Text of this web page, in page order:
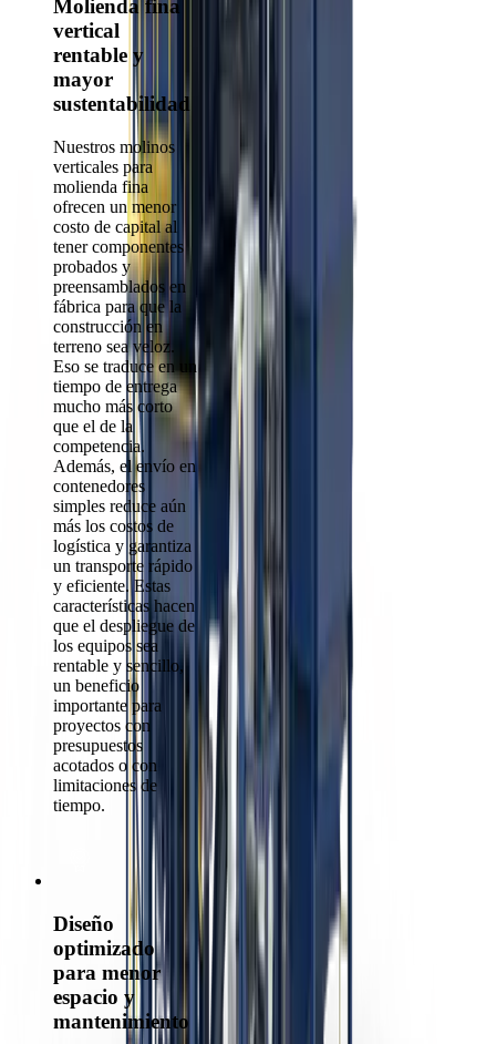
Molienda fina
vertical
rentable y
mayor
sustentabilidad
Nuestros molinos
verticales para
molienda fina
ofrecen un menor
costo de capital al
tener componentes
probados y
preensamblados en
fábrica para que la
construcción en
terreno sea veloz.
Eso se traduce en un
tiempo de entrega
mucho más corto
que el de la
competencia.
Además, el envío en
contenedores
simples reduce aún
más los costos de
logística y garantiza
un transporte rápido
y eficiente. Estas
características hacen
que el despliegue de
los equipos sea
rentable y sencillo,
un beneficio
importante para
proyectos con
presupuestos
acotados o con
limitaciones de
tiempo.
Diseño
optimizado
para menor
espacio y
mantenimiento